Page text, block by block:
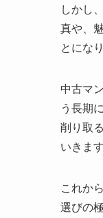
しかし
真や、
とにな
中古マ
う長期
削り取
いきます
これか
選びの